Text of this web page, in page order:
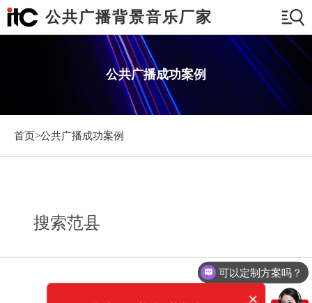
公共广播背景音乐厂家
公共广播成功案例
首页>公共广播成功案例
搜索范县
可以定制方案吗？